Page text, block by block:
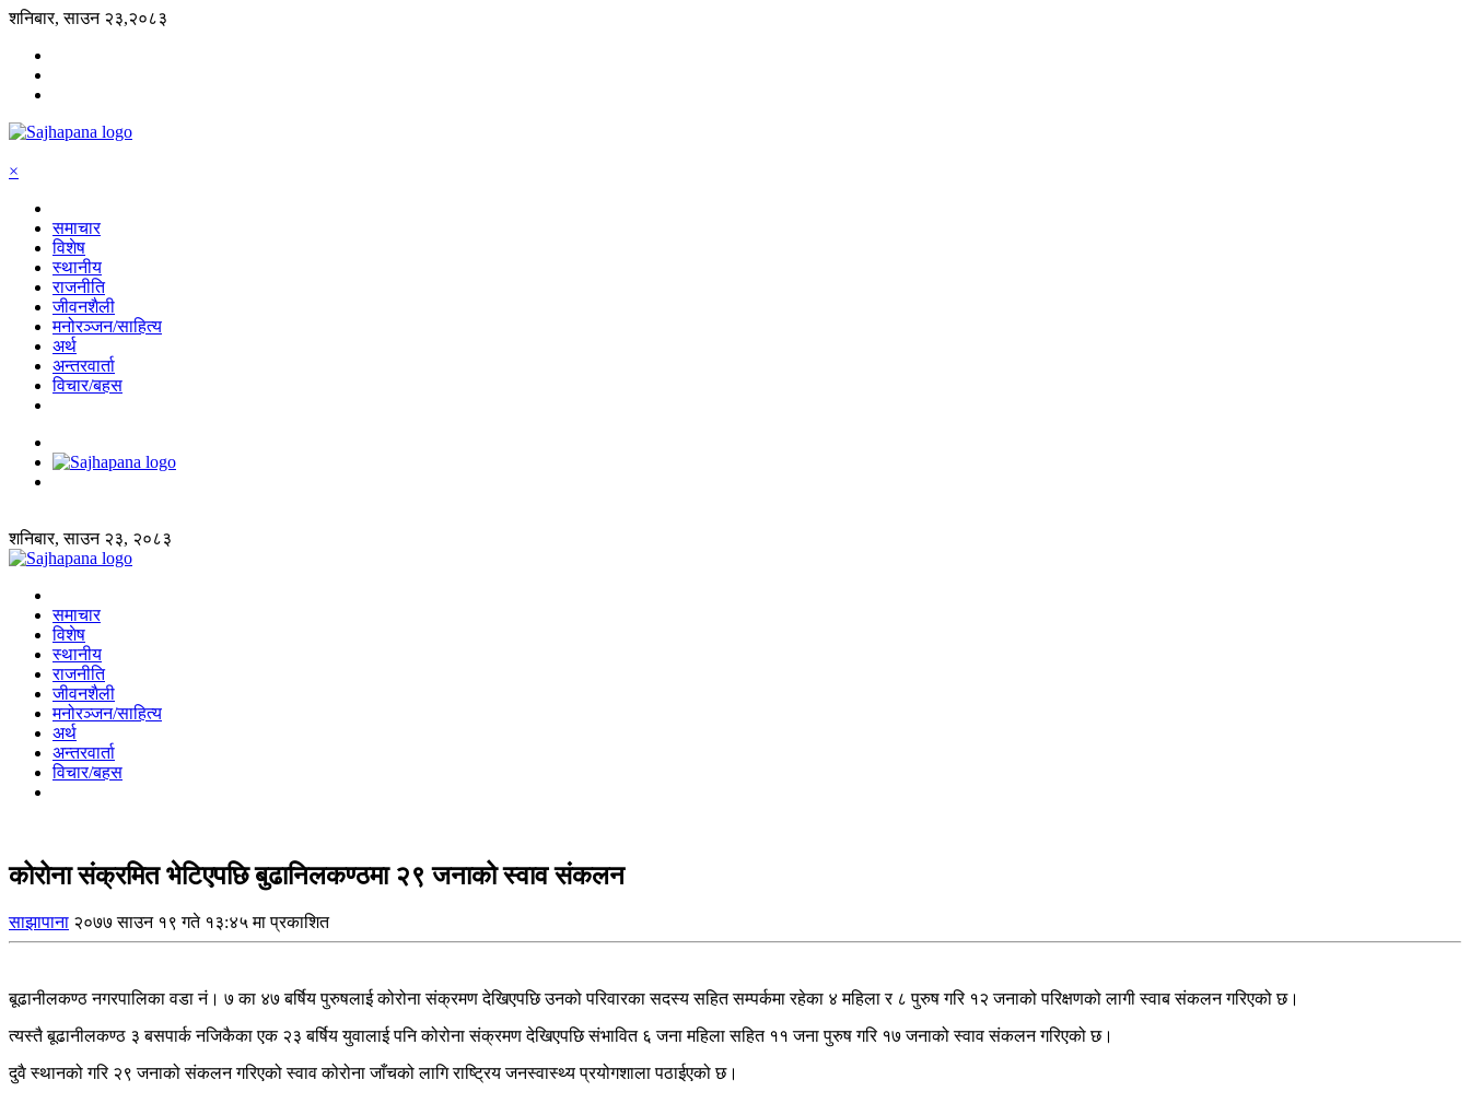
शनिबार, साउन २३,२०८३
×
समाचार
विशेष
स्थानीय
राजनीति
जीवनशैली
मनोरञ्जन/साहित्य
अर्थ
अन्तरवार्ता
विचार/बहस
शनिबार, साउन २३, २०८३
समाचार
विशेष
स्थानीय
राजनीति
जीवनशैली
मनोरञ्जन/साहित्य
अर्थ
अन्तरवार्ता
विचार/बहस
कोरोना संक्रमित भेटिएपछि बुढानिलकण्ठमा २९ जनाको स्वाव संकलन
साझापाना २०७७ साउन १९ गते १३:४५ मा प्रकाशित
बूढानीलकण्ठ नगरपालिका वडा नं। ७ का ४७ बर्षिय पुरुषलाई कोरोना संक्रमण देखिएपछि उनको परिवारका सदस्य सहित सम्पर्कमा रहेका ४ महिला र ८ पुरुष गरि १२ जनाको परिक्षणको लागी स्वाब संकलन गरिएको छ।
त्यस्तै बूढानीलकण्ठ ३ बसपार्क नजिकैका एक २३ बर्षिय युवालाई पनि कोरोना संक्रमण देखिएपछि संभावित ६ जना महिला सहित ११ जना पुरुष गरि १७ जनाको स्वाव संकलन गरिएको छ।
दुवै स्थानको गरि २९ जनाको संकलन गरिएको स्वाव कोरोना जाँचको लागि राष्ट्रिय जनस्वास्थ्य प्रयोगशाला पठाईएको छ।